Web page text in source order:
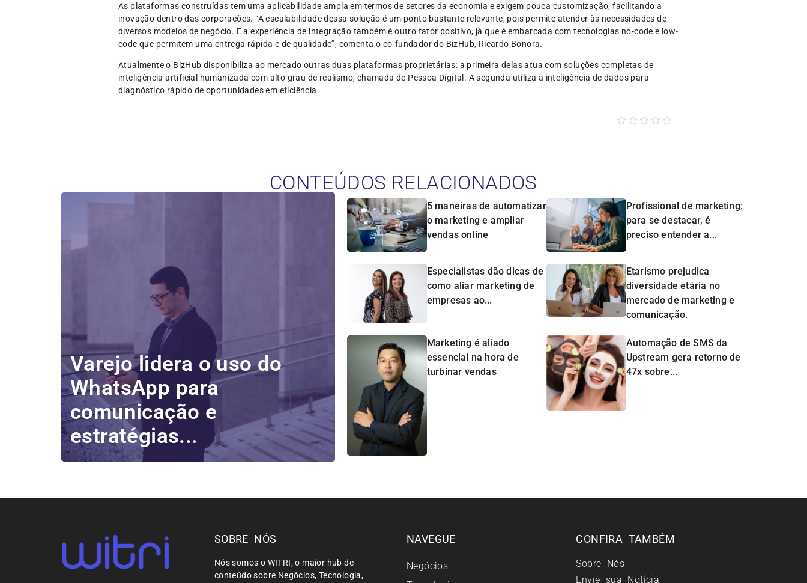
As plataformas construídas tem uma aplicabilidade ampla em termos de setores da economia e exigem pouca customização, facilitando a
inovação dentro das corporações. “A escalabilidade dessa solução é um ponto bastante relevante, pois permite atender às necessidades de
diversos modelos de negócio. E a experiência de integração também é outro fator positivo, já que é embarcada com tecnologias no-code e low-
code que permitem uma entrega rápida e de qualidade”, comenta o co-fundador do BizHub, Ricardo Bonora.
Atualmente o BizHub disponibiliza ao mercado outras duas plataformas proprietárias: a primeira delas atua com soluções completas de
inteligência artificial humanizada com alto grau de realismo, chamada de Pessoa Digital. A segunda utiliza a inteligência de dados para
diagnóstico rápido de oportunidades em eficiência
CONTEÚDOS RELACIONADOS
Varejo lidera o uso do
WhatsApp para
comunicação e
estratégias...
5 maneiras de automatizar
o marketing e ampliar
vendas online
Profissional de marketing:
para se destacar, é
preciso entender a...
Especialistas dão dicas de
como aliar marketing de
empresas ao...
Etarismo prejudica
diversidade etária no
mercado de marketing e
comunicação.
Marketing é aliado
essencial na hora de
turbinar vendas
Automação de SMS da
Upstream gera retorno de
47x sobre...
SOBRE NÓS
Nós somos o WITRI, o maior hub de
conteúdo sobre Negócios, Tecnologia,
NAVEGUE
Negócios
CONFIRA TAMBÉM
Sobre Nós
Envie sua Notícia